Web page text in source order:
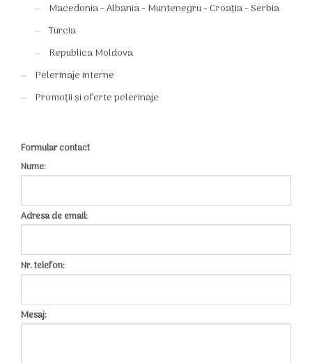
Macedonia - Albania - Muntenegru - Croația - Serbia
Turcia
Republica Moldova
Pelerinaje interne
Promoții și oferte pelerinaje
Formular contact
Nume:
Adresa de email:
Nr. telefon:
Mesaj: